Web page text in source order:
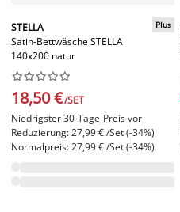
STELLA
Satin-Bettwäsche STELLA
140x200 natur
Plus






18,50 €/SET
Niedrigster 30-Tage-Preis vor
Reduzierung: 27,99 € /Set (-34%)
Normalpreis: 27,99 € /Set (-34%)